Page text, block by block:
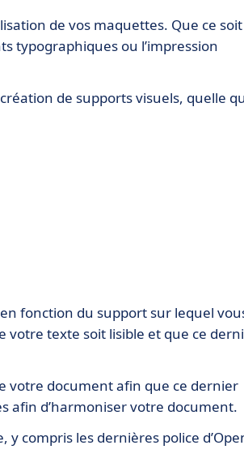
de vos maquettes. Que ce soit
typographiques ou l’impression
de supports visuels, quelle
fonction du support sur lequel
texte soit lisible et que ce
votre document afin que ce dernier
afin d’harmoniser votre document.
compris les dernières police